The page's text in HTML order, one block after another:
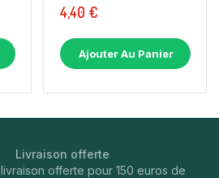
4,40 €
Ajouter Au Panier
Livraison offerte
offerte pour 150 euros de